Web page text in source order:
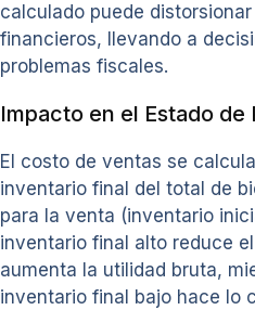
calculado puede
financieros, llevando a
problemas fiscales.
Impacto en el Estado de
El costo de ventas se
inventario final del total de
para la venta (inventario
inventario final alto reduce
aumenta la utilidad bruta,
inventario final bajo hace lo